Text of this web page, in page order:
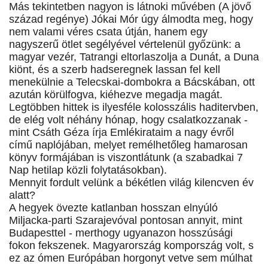
Más tekintetben nagyon is látnoki művében (A jövő
század regénye) Jókai Mór úgy álmodta meg, hogy
nem valami véres csata útján, hanem egy
nagyszerű ötlet segélyével vértelenül győzünk: a
magyar vezér, Tatrangi eltorlaszolja a Dunát, a Duna
kiönt, és a szerb hadseregnek lassan fel kell
menekülnie a Telecskai-dombokra a Bácskában, ott
azután körülfogva, kiéhezve megadja magát.
Legtöbben hittek is ilyesféle kolosszális haditervben,
de elég volt néhány hónap, hogy csalatkozzanak -
mint Csáth Géza írja Emlékirataim a nagy évről
című naplójában, melyet remélhetőleg hamarosan
könyv formájában is viszontlátunk (a szabadkai 7
Nap hetilap közli folytatásokban).
Mennyit fordult velünk a békétlen világ kilencven év
alatt?
A hegyek övezte katlanban hosszan elnyúló
Miljacka-parti Szarajevóval pontosan annyit, mint
Budapesttel - merthogy ugyanazon hosszúsági
fokon fekszenek. Magyarország kompország volt, s
ez az ómen Európában horgonyt vetve sem múlhat